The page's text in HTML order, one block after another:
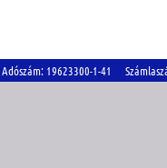
Adószám: 19623300-1-41